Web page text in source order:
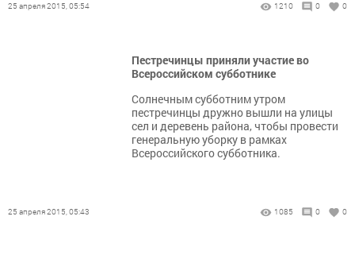
25 апреля 2015, 05:54 1210 0 0
Пестречинцы приняли участие во
Всероссийском субботнике
Солнечным субботним утром
пестречинцы дружно вышли на улицы
сел и деревень района, чтобы провести
генеральную уборку в рамках
Всероссийского субботника.
25 апреля 2015, 05:43 1085 0 0